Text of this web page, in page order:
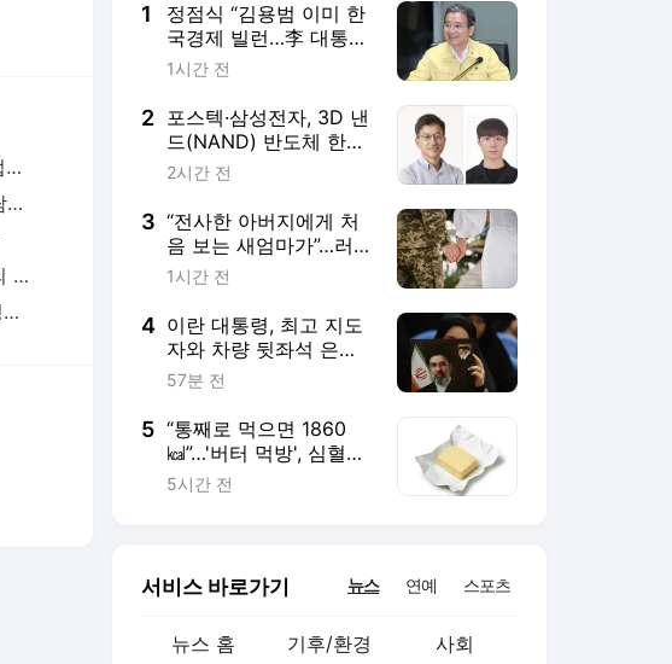
메타버스 영토 넓히는 '가상부동산'…사업성 검증 '숙제'
인터스텔라 AI '타스'처럼?…알렉사, 달 탐사 '아르테미스' 탑승한다
[ET시론]미국 사례로 본 유료방송 산업의 미래
[단독]스타트업 "마이데이터 분담금 형평성 문제 있다"
1
정점식 “김용범 이미 한
국경제 빌런…李 대통령,
경질 결단해야”
1시간 전
2 포스텍·삼성전자, 3D 낸
드(NAND) 반도체 한계
넘는 기술 개발
2시간 전
3 “전사한 아버지에게 처
음 보는 새엄마가”…러
보상금 노린 '검은 과부'
1시간 전
4 이란 대통령, 최고 지도
자와 차량 뒷좌석 은밀
한 만남?…“얼굴도 못보
57분 전
5 “통째로 먹으면 1860
㎉”…'버터 먹방', 심혈관
건강에 최악
5시간 전
서비스 바로가기 뉴스 연예 스포츠
뉴스 홈 기후/환경 사회